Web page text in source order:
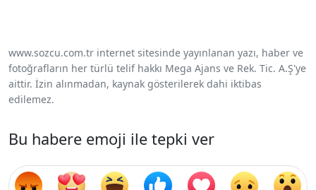
www.sozcu.com.tr internet sitesinde yayınlanan yazı, haber ve
fotoğrafların her türlü telif hakkı Mega Ajans ve Rek. Tic. A.Ş'ye
aittir. İzin alınmadan, kaynak gösterilerek dahi iktibas
edilemez.
Bu habere emoji ile tepki ver